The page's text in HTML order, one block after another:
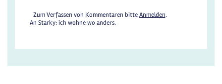
Zum Verfassen von Kommentaren bitteAnmelden.
An Starky: ich wohne wo anders.